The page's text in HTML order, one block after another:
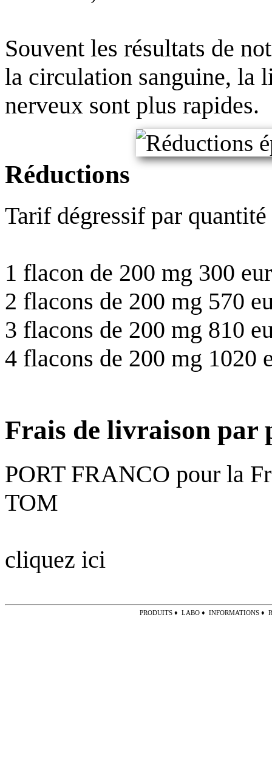
Souvent les résultats de
la circulation sanguine, la
nerveux sont plus rapides.
Réductions
Tarif dégressif par
1 flacon de 200 mg 300
2 flacons de 200 mg 570
3 flacons de 200 mg 810
4 flacons de 200 mg 1020
Frais de livraison par
PORT FRANCO pour la
TOM
cliquez ici
PRODUITS ♦ LABO ♦ INFORMATIONS ♦